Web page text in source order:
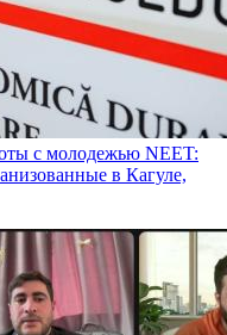
с молодежью NEET:
в Кагуле,